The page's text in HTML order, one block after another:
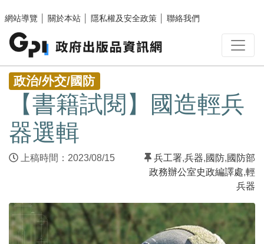
網站導覽
關於本站 隱私權及安全政策 聯絡我們
:::
政治/外交/國防
【書籍試閱】國造輕兵
器選輯
上稿時間：2023/08/15 兵工署,兵器,國防,國防部
政務辦公室史政編譯處,輕
兵器